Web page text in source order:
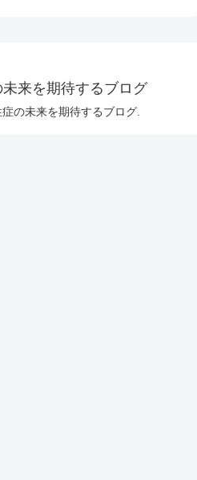
来を期待するブログ
の未来を期待するブログ.